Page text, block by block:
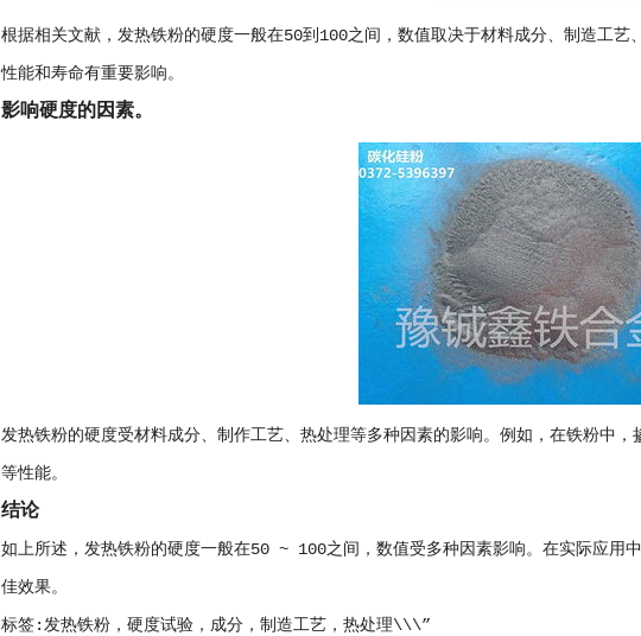
根据相关文献，发热铁粉的硬度一般在50到100之间，数值取决于材料成分、制造工
性能和寿命有重要影响。
影响硬度的因素。
发热铁粉的硬度受材料成分、制作工艺、热处理等多种因素的影响。例如，在铁粉中
等性能。
结论
如上所述，发热铁粉的硬度一般在50 ~ 100之间，数值受多种因素影响。在实际应用
佳效果。
标签:发热铁粉，硬度试验，成分，制造工艺，热处理\\\”